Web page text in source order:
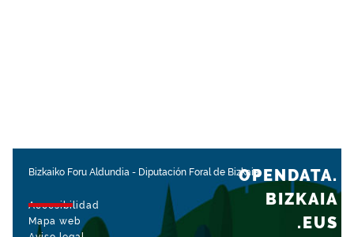
Bizkaiko Foru Aldundia - Diputación Foral de Bizkaia
Accesibilidad
Mapa web
OPENDATA.
BIZKAIA
.EUS